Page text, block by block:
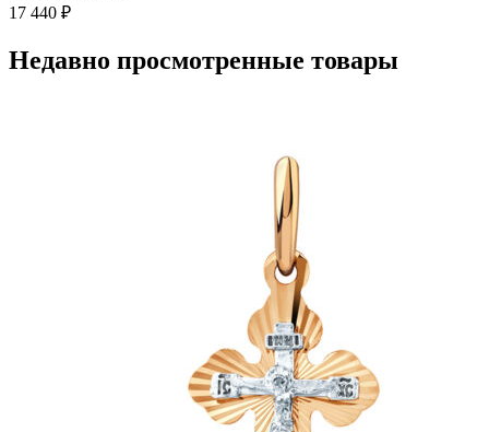
17 440 ₽
Недавно просмотренные товары